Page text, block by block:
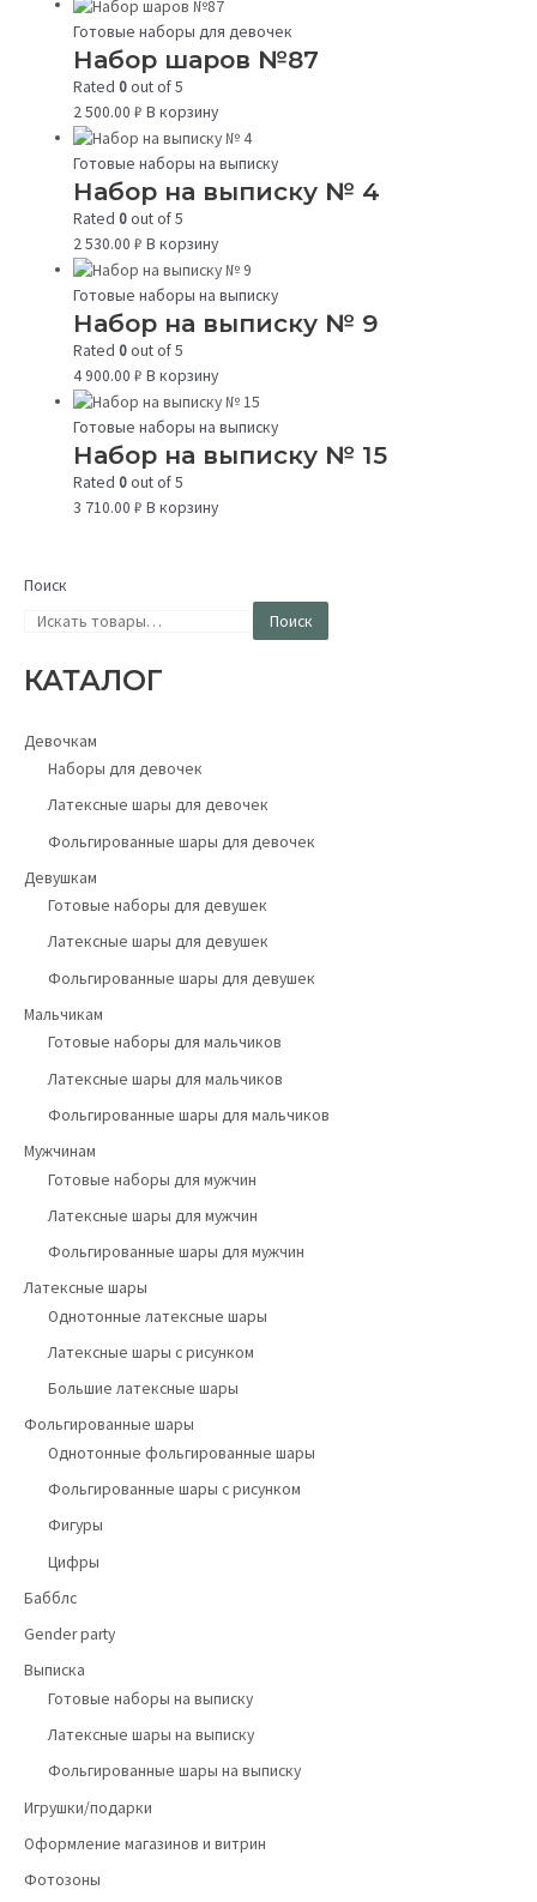
Поиск
Поиск
КАТАЛОГ
Девочкам
Наборы для девочек
Латексные шары для девочек
Фольгированные шары для девочек
Девушкам
Готовые наборы для девушек
Латексные шары для девушек
Фольгированные шары для девушек
Мальчикам
Готовые наборы для мальчиков
Латексные шары для мальчиков
Фольгированные шары для мальчиков
Мужчинам
Готовые наборы для мужчин
Латексные шары для мужчин
Фольгированные шары для мужчин
Латексные шары
Однотонные латексные шары
Латексные шары с рисунком
Большие латексные шары
Фольгированные шары
Однотонные фольгированные шары
Фольгированные шары с рисунком
Фигуры
Цифры
Бабблс
Gender party
Выписка
Готовые наборы на выписку
Латексные шары на выписку
Фольгированные шары на выписку
Игрушки/подарки
Оформление магазинов и витрин
Фотозоны
Готовые наборы для девочек
Набор шаров №87
Rated0out of 5
2 500.00₽ В корзину
Готовые наборы на выписку
Набор на выписку № 4
Rated0out of 5
2 530.00₽ В корзину
Готовые наборы на выписку
Набор на выписку № 9
Rated0out of 5
4 900.00₽ В корзину
Готовые наборы на выписку
Набор на выписку № 15
Rated0out of 5
3 710.00₽ В корзину